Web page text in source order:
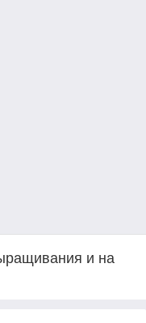
и на